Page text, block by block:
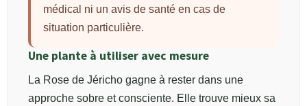
médical ni un avis de santé en cas de
situation particulière.
Une plante à utiliser avec mesure
La Rose de Jéricho gagne à rester dans une
approche sobre et consciente. Elle trouve mieux sa